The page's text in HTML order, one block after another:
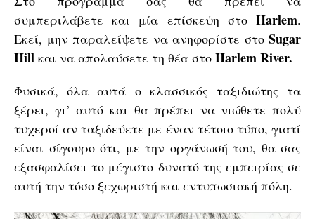
συμπεριλάβετε και μία επίσκεψη στο Harlem.
Εκεί, μην παραλείψετε να ανηφορίστε στο Sugar
Hill και να απολαύσετε τη θέα στο Harlem River.
Φυσικά, όλα αυτά ο κλασσικός ταξιδιώτης τα
ξέρει, γι’ αυτό και θα πρέπει να νιώθετε πολύ
τυχεροί αν ταξιδεύετε με έναν τέτοιο τύπο, γιατί
είναι σίγουρο ότι, με την οργάνωσή του, θα σας
εξασφαλίσει το μέγιστο δυνατό της εμπειρίας σε
αυτή την τόσο ξεχωριστή και εντυπωσιακή πόλη.